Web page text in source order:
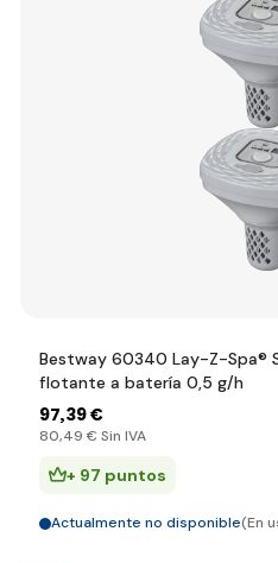
Bestway 60340 Lay-Z-Spa®
flotante a batería 0,5 g/h
97,39 €
80,49 € Sin IVA
+ 97 puntos
Actualmente no disponible(En